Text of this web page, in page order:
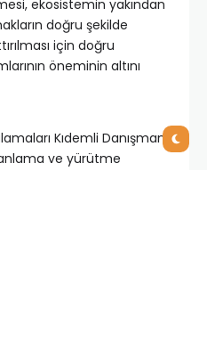
ekosistemin yakından
doğru şekilde
için doğru
öneminin altını
Kıdemli Danışmanı
ve yürütme